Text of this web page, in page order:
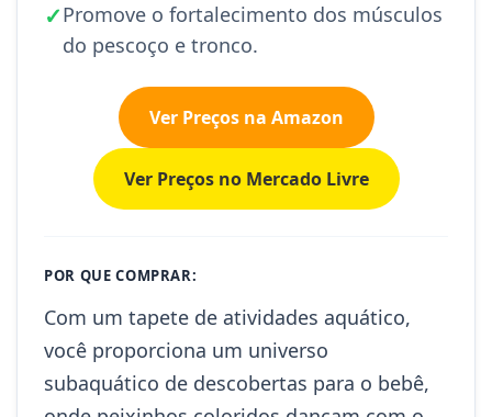
✓Promove o fortalecimento dos músculos
do pescoço e tronco.
Ver Preços na Amazon
Ver Preços no Mercado Livre
POR QUE COMPRAR:
Com um tapete de atividades aquático,
você proporciona um universo
subaquático de descobertas para o bebê,